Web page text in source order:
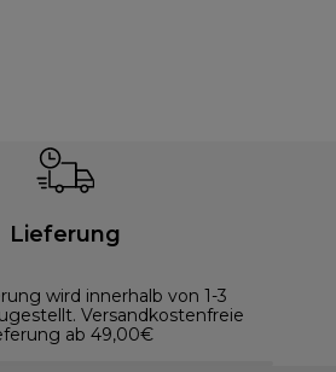
Lieferung
wird innerhalb von 1-3
Versandkostenfreie
ab 49,00€